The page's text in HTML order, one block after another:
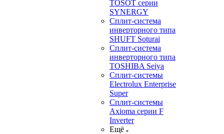
TOSOT серии
SYNERGY
Сплит-система
инверторного типа
SHUFT Soturai
Сплит-система
инверторного типа
TOSHIBA Seiya
Сплит-системы
Electrolux Enterprise
Super
Сплит-системы
Axioma серии F
Inverter
Ещё